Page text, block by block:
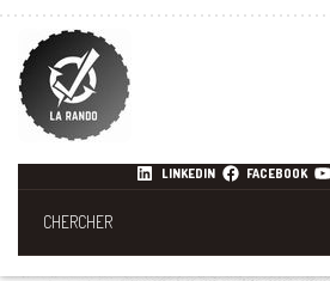
LINKEDIN FACEBOOK